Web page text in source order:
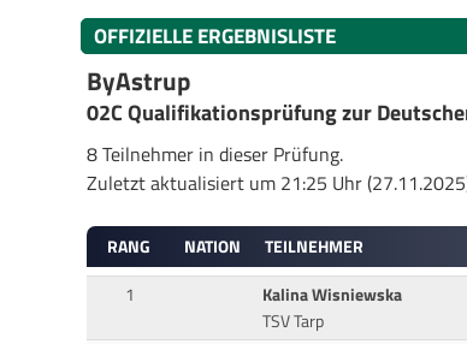
OFFIZIELLE ERGEBNISLISTE
ByAstrup
02C Qualifikationsprüfung zur
8 Teilnehmer in dieser Prüfung.
Zuletzt aktualisiert um 21:25 Uhr
RANG NATION TEILNEHMER
1
Kalina Wisniewska
TSV Tarp